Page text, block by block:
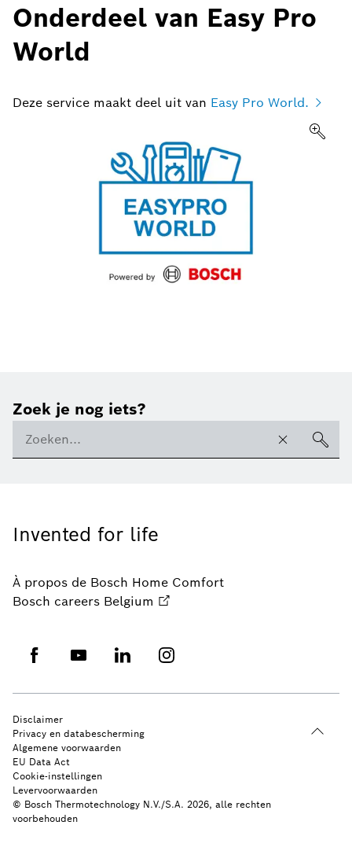
Onderdeel van Easy Pro
World
Deze service maakt deel uit van Easy Pro World.
Zoek je nog iets?
Invented for life
À propos de Bosch Home Comfort
Bosch careers Belgium
© Bosch Thermotechnology N.V./S.A. 2026, alle rechten
voorbehouden
Disclaimer
Privacy en databescherming
Algemene voorwaarden
EU Data Act
Cookie-instellingen
Levervoorwaarden